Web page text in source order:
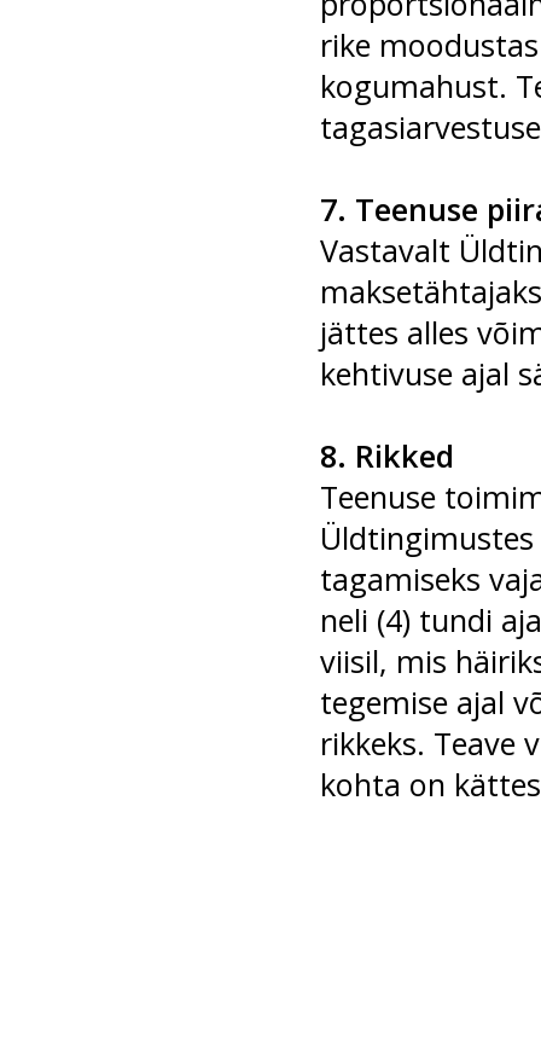
rike
kogumahust.
7. Teenuse
Vastavalt
jättes alles
kehtivuse ajal
8. Rikked
Teenuse
tagamiseks
neli (4) tundi
viisil, mis
tegemise ajal
rikkeks. Teave
kohta on